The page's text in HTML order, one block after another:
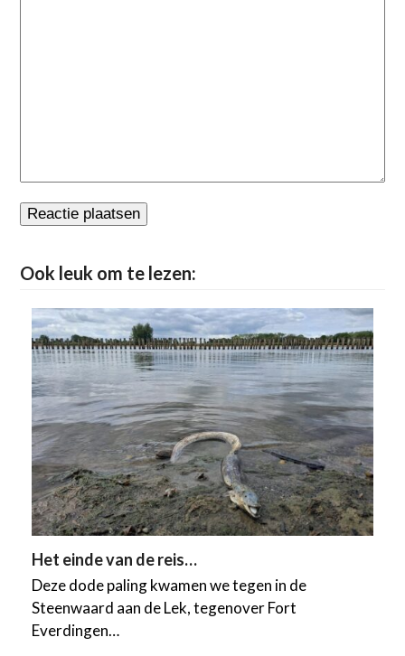
Ook leuk om te lezen:
Het einde van de reis…
Deze dode paling kwamen we tegen in de
Steenwaard aan de Lek, tegenover Fort
Everdingen…